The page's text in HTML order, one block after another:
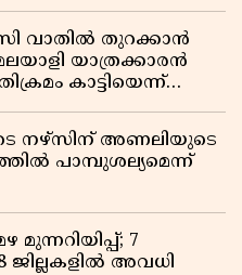
വാതിൽ തുറക്കാൻ
യാത്രക്കാരൻ
കാട്ടിയെന്ന്
നഴ്സിന് അണലിയുടെ
പാമ്പുശല്യമെന്ന്
7
ജില്ലകളിൽ അവധി